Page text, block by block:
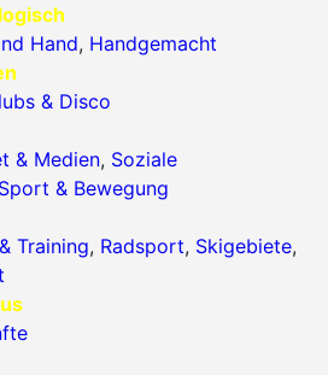
Hand, Handgemacht
& Disco
& Medien, Soziale
Sport & Bewegung
Training, Radsport, Skigebiete,